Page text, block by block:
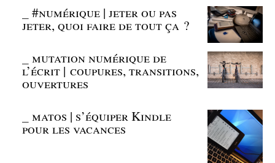
_#numérique | jeter ou pas
jeter, quoi faire de tout ça ?
_mutation numérique de
l’écrit | coupures, transitions,
ouvertures
_matos | s’équiper Kindle
pour les vacances